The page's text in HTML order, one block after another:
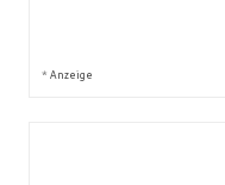
* Anzeige